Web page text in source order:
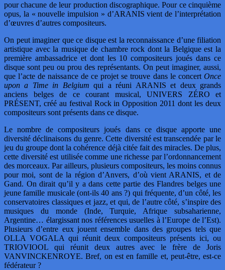
pour chacune de leur production discographique. Pour ce cinquième
opus, la « nouvelle impulsion » d’ARANIS vient de l’interprétation
d’œuvres d’autres compositeurs.
On peut imaginer que ce disque est la reconnaissance d’une filiation
artistique avec la musique de chambre rock dont la Belgique est la
première ambassadrice et dont les 10 compositeurs joués dans ce
disque sont peu ou prou des représentants. On peut imaginer, aussi,
que l’acte de naissance de ce projet se trouve dans le concert Once
upon a Time in Belgium qui a réuni ARANIS et deux grands
anciens belges de ce courant musical, UNIVERS ZÉRO et
PRÉSENT, créé au festival Rock in Opposition 2011 dont les deux
compositeurs sont présents dans ce disque.
Le nombre de compositeurs joués dans ce disque apporte une
diversité déclinaisons du genre. Cette diversité est transcendée par le
jeu du groupe dont la cohérence déjà citée fait des miracles. De plus,
cette diversité est utilisée comme une richesse par l’ordonnancement
des morceaux. Par ailleurs, plusieurs compositeurs, les moins connus
pour moi, sont de la région d’Anvers, d’où vient ARANIS, et de
Gand. On dirait qu’il y a dans cette partie des Flandres belges une
jeune famille musicale (ont-ils 40 ans ?) qui fréquente, d’un côté, les
conservatoires classiques et jazz, et qui, de l’autre côté, s’inspire des
musiques du monde (Inde, Turquie, Afrique subsaharienne,
Argentine… élargissant nos références usuelles à l’Europe de l’Est).
Plusieurs d’entre eux jouent ensemble dans des groupes tels que
OLLA VOGALA qui réunit deux compositeurs présents ici, ou
TRIOVIOOL qui réunit deux autres avec le frère de Joris
VANVINCKENROYE. Bref, on est en famille et, peut-être, est-ce
fédérateur ?